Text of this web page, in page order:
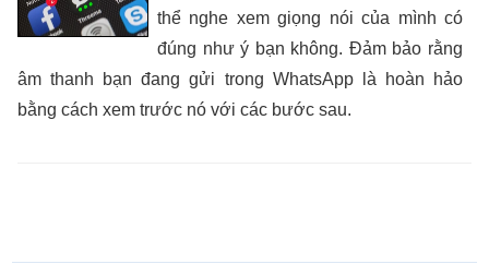
thể nghe xem giọng nói của mình có
đúng như ý bạn không. Đảm bảo rằng
âm thanh bạn đang gửi trong WhatsApp là hoàn hảo
bằng cách xem trước nó với các bước sau.